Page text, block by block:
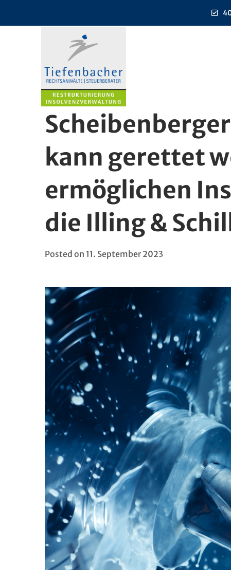
kann gerettet
ermöglichen
die Illing &
Posted on 11. September 2023